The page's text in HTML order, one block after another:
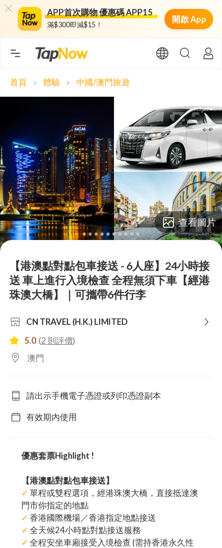
APP首次購物 優惠碼 APP15
滿$300即減$15！
開啟 App
首頁 chevron_right 體驗 chevron_right 中國/澳門旅遊
lens lens lens lens lens lens lens lens lens lens
查看圖片
【港澳點對點包車接送 - 6人座】24小時接
送 車上進行入境檢查 全程無須下車【經港
珠澳大橋】｜可攜帶6件行李
CN TRAVEL (H.K.) LIMITED
5.0 (2 則評價)
澳門
請出示手機電子憑證或列印憑證副本
有效期內使用
優惠套票Highlight !
【港澳點對點包車接送】
✓ 單程或雙程選項，經港珠澳大橋，直接抵達澳
門市你指定的地點
✓ 香港國際機場／香港指定地點接送
✓ 全天候24小時點對點接送服務
✓ 全程安坐車廂接受入境檢查 (需持香港永久性